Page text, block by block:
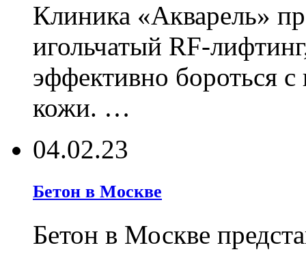
Клиника «Акварель»
игольчатый RF-
эффективно бороться
кожи. …
04.02.23
Бетон в Москве
Бетон в Москве